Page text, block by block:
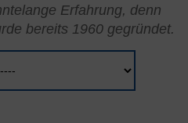
Erfahrung, denn
bereits 1960 gegründet.